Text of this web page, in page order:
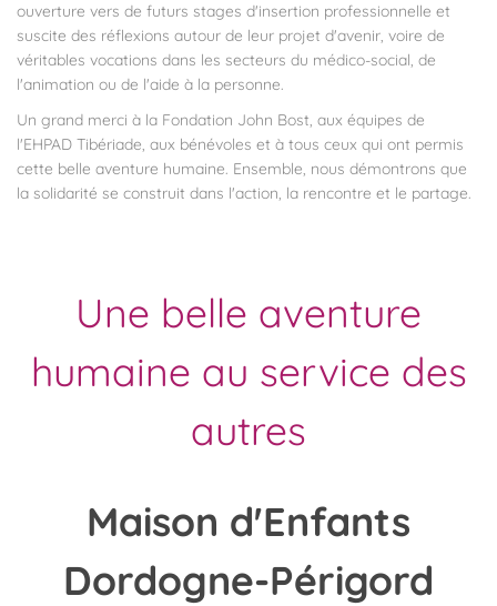
ouverture vers de futurs stages d'insertion professionnelle et
suscite des réflexions autour de leur projet d'avenir, voire de
véritables vocations dans les secteurs du médico-social, de
l'animation ou de l'aide à la personne.
Un grand merci à la Fondation John Bost, aux équipes de
l'EHPAD Tibériade, aux bénévoles et à tous ceux qui ont permis
cette belle aventure humaine. Ensemble, nous démontrons que
la solidarité se construit dans l'action, la rencontre et le partage.
Une belle aventure
humaine au service des
autres
Maison d'Enfants
Dordogne-Périgord